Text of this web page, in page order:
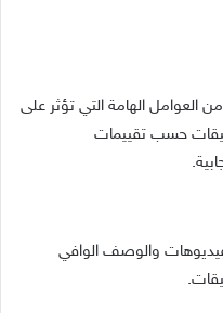
العوامل الهامة التي تؤثر على
حسب تقييمات
والوصف الوافي